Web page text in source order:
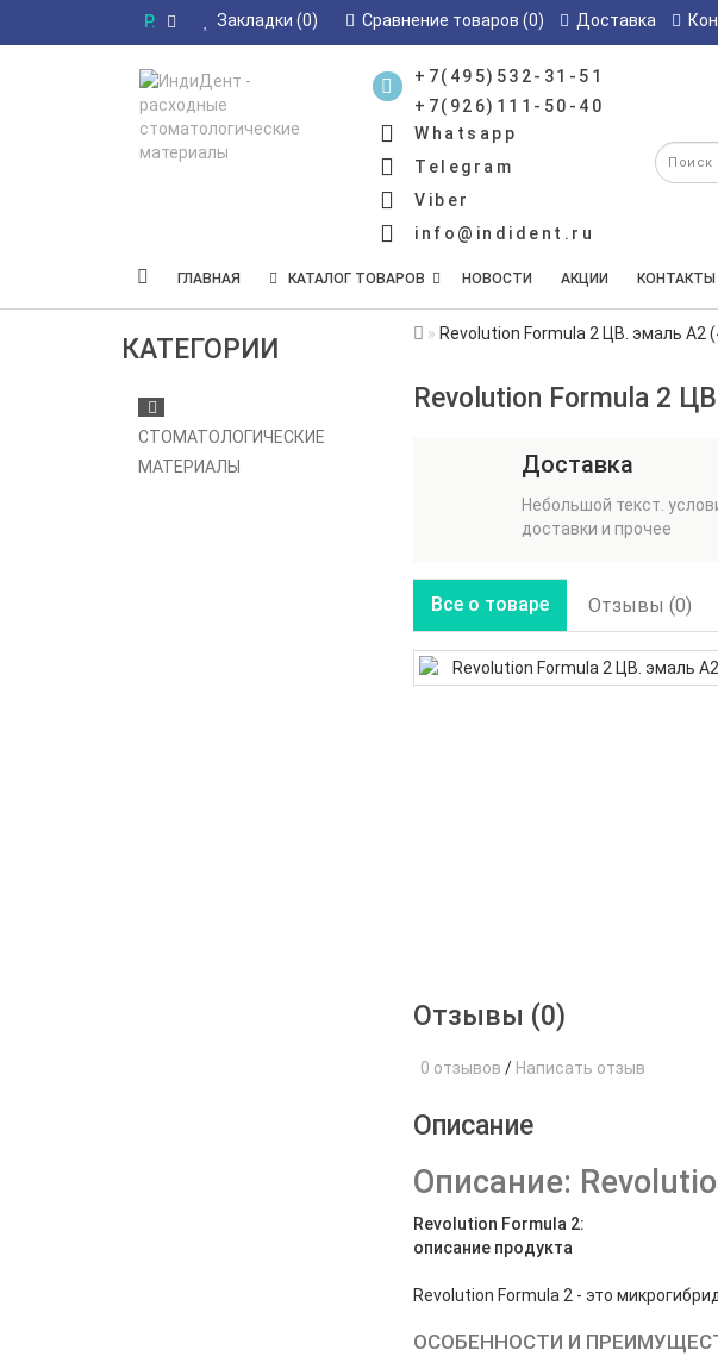
Р. Закладки (0) Сравнение товаров (0) Доставка
+7(495)532-31-51
+7(926)111-50-40
Whatsapp
Telegram
Viber
info@indident.ru
ГЛАВНАЯ КАТАЛОГ ТОВАРОВ НОВОСТИ АКЦИИ КОНТАКТЫ
КАТЕГОРИИ
СТОМАТОЛОГИЧЕСКИЕ
МАТЕРИАЛЫ
Revolution Formula 2 ЦВ. эмаль А2
Revolution Formula 2
Доставка
Небольшой текст.
доставки и прочее
Все о товаре Отзывы (0)
Отзывы (0)
0 отзывов / Написать отзыв
Описание
Описание:
Revolution Formula 2:
описание продукта
Revolution Formula 2 - это
ОСОБЕННОСТИ И